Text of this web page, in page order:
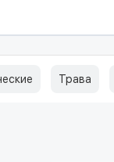
Трава